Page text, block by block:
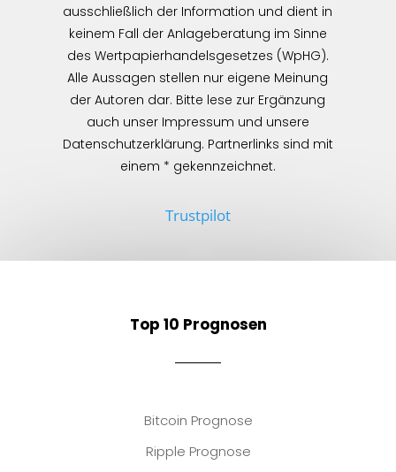
ausschließlich der Information und dient in
keinem Fall der Anlageberatung im Sinne
des Wertpapierhandelsgesetzes (WpHG).
Alle Aussagen stellen nur eigene Meinung
der Autoren dar. Bitte lese zur Ergänzung
auch unser Impressum und unsere
Datenschutzerklärung. Partnerlinks sind mit
einem * gekennzeichnet.
Trustpilot
Top 10 Prognosen
Bitcoin Prognose
Ripple Prognose